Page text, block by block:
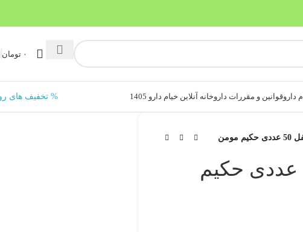
۰ تومان
داروقوانین و مقررات داروخانه آنلاین خیام دارو 1405 % تخفیف های
مومن
قرص اطریفل 50 عددی حکیم